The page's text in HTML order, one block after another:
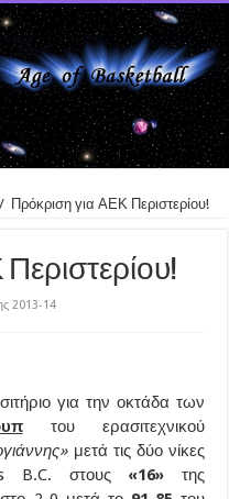
/ Πρόκριση για ΑΕΚ Περιστερίου!
2013-14
για την οκτάδα των
του ερασιτεχνικού
μετά τις δύο νίκες
B.C. στους «16» της